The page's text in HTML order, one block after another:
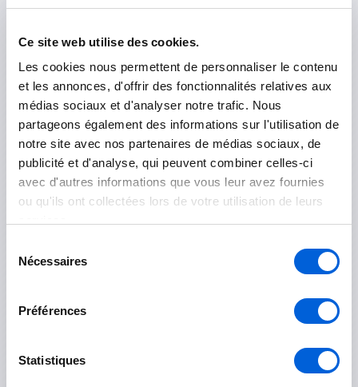
Ce site web utilise des cookies.
Les cookies nous permettent de personnaliser le contenu
et les annonces, d'offrir des fonctionnalités relatives aux
médias sociaux et d'analyser notre trafic. Nous
partageons également des informations sur l'utilisation de
notre site avec nos partenaires de médias sociaux, de
publicité et d'analyse, qui peuvent combiner celles-ci
avec d'autres informations que vous leur avez fournies
ou qu'ils ont collectées lors de votre utilisation de leurs
Nécessaires
Préférences
Statistiques
Saint-Bruno-de-Montarville
Saint-Lambert
Saint-Hubert
Rouville
Marieville
Saint-Césaire
Châteauguay